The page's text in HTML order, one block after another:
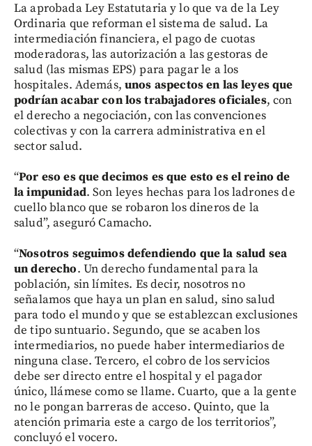
La aprobada Ley Estatutaria y lo que va de la Ley
Ordinaria que reforman el sistema de salud. La
intermediación financiera, el pago de cuotas
moderadoras, las autorización a las gestoras de
salud (las mismas EPS) para pagar le a los
hospitales. Además, unos aspectos en las leyes que
podrían acabar con los trabajadores oficiales, con
el derecho a negociación, con las convenciones
colectivas y con la carrera administrativa en el
sector salud.
“Por eso es que decimos es que esto es el reino de
la impunidad. Son leyes hechas para los ladrones de
cuello blanco que se robaron los dineros de la
salud”, aseguró Camacho.
“Nosotros seguimos defendiendo que la salud sea
un derecho. Un derecho fundamental para la
población, sin límites. Es decir, nosotros no
señalamos que haya un plan en salud, sino salud
para todo el mundo y que se establezcan exclusiones
de tipo suntuario. Segundo, que se acaben los
intermediarios, no puede haber intermediarios de
ninguna clase. Tercero, el cobro de los servicios
debe ser directo entre el hospital y el pagador
único, llámese como se llame. Cuarto, que a la gente
no le pongan barreras de acceso. Quinto, que la
atención primaria este a cargo de los territorios”,
concluyó el vocero.